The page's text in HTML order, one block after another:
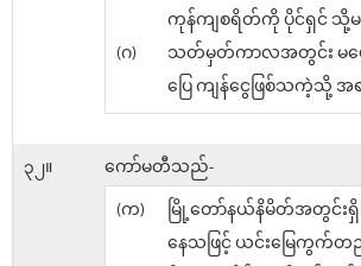
(ဂ)
ကုန်ကျစရိတ်ကို ပိုင်ရှင်
သတ်မှတ်ကာလအတွင်း မပေ
ပြေ ကျန်ငွေဖြစ်သကဲ့သို့ အရ
၃၂။ ကော်မတီသည်-
(က)
မြို့တော်နယ်နိမိတ်အတွင်းရှိ
နေသဖြင့် ယင်းမြေကွက်